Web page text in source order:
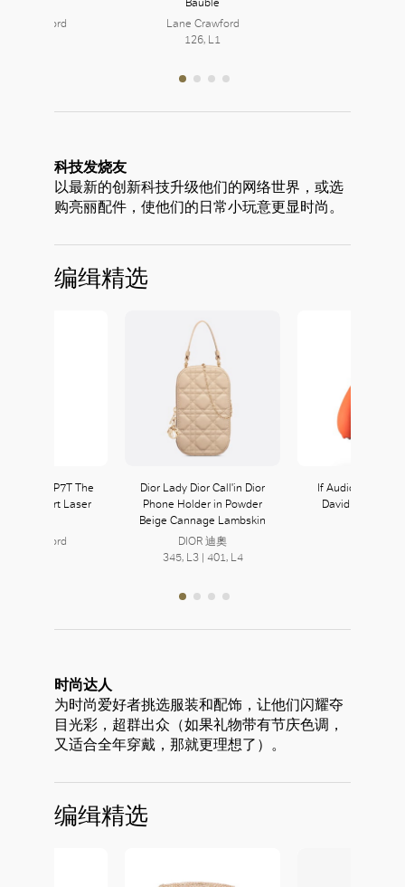
Crawford
Lane Crawford
126, L1
科技发烧友
以最新的创新科技升级他们的网络世界，或选
购亮丽配件，使他们的日常小玩意更显时尚。
编缉精选
120” LSP7T The
4K Smart Laser
Crawford
Dior Lady Dior Call'in Dior
Phone Holder in Powder
Beige Cannage Lambskin
DIOR 迪奧
345, L3 | 401, L4
If Audio Studio
David I – Matt
时尚达人
为时尚爱好者挑选服装和配饰，让他们闪耀夺
目光彩，超群出众（如果礼物带有节庆色调，
又适合全年穿戴，那就更理想了）。
编缉精选
好